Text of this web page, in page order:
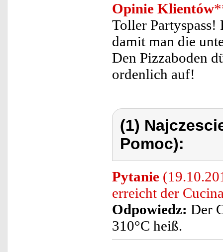
Opinie Klientów
Toller Partyspass!
damit man die
Den Pizzaboden
ordenlich auf!
(1)
Pomoc):
Pytanie
erreicht der
Odpowiedz: Der
310°C heiß.